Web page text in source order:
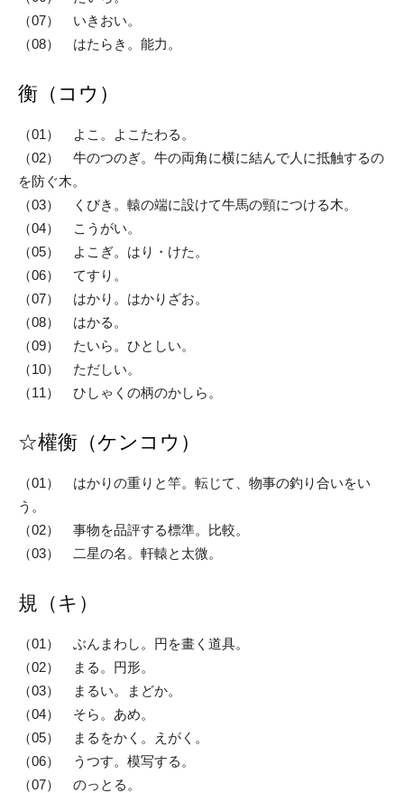
（07） いきおい。
（08） はたらき。能力。
衡（コウ）
（01） よこ。よこたわる。
（02） 牛のつのぎ。牛の両角に横に結んで人に抵触するの
を防ぐ木。
（03） くびき。轅の端に設けて牛馬の頸につける木。
（04） こうがい。
（05） よこぎ。はり・けた。
（06） てすり。
（07） はかり。はかりざお。
（08） はかる。
（09） たいら。ひとしい。
（10） ただしい。
（11） ひしゃくの柄のかしら。
☆權衡（ケンコウ）
（01） はかりの重りと竿。転じて、物事の釣り合いをい
う。
（02） 事物を品評する標準。比較。
（03） 二星の名。軒轅と太微。
規（キ）
（01） ぶんまわし。円を畫く道具。
（02） まる。円形。
（03） まるい。まどか。
（04） そら。あめ。
（05） まるをかく。えがく。
（06） うつす。模写する。
（07） のっとる。